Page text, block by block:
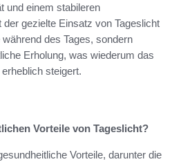
und einem stabileren
der gezielte Einsatz von Tageslicht
des Tages, sondern
Erholung, was wiederum das
steigert.
Vorteile von Tageslicht?
Vorteile, darunter die